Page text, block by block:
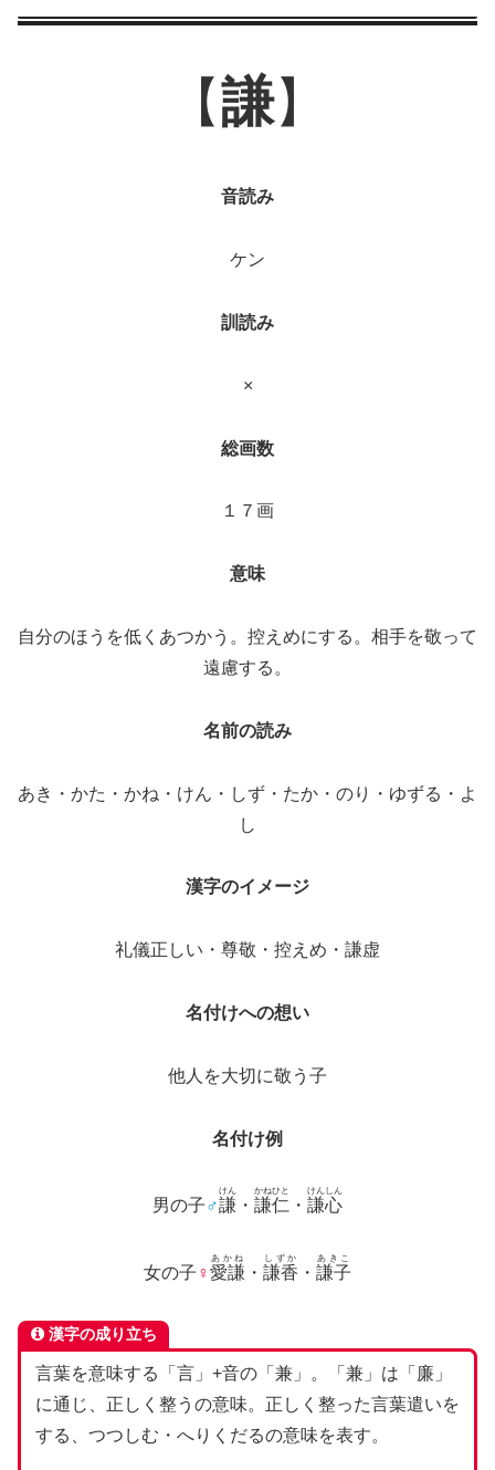
【謙】
音読み
ケン
訓読み
×
総画数
１７画
意味
自分のほうを低くあつかう。控えめにする。相手を敬って
遠慮する。
名前の読み
あき・かた・かね・けん・しず・たか・のり・ゆずる・よ
し
漢字のイメージ
礼儀正しい・尊敬・控えめ・謙虚
名付けへの想い
他人を大切に敬う子
名付け例
男の子♂謙
けん
・ 謙仁
かねひと
・ 謙心
けんしん
女の子 ♀愛謙
あかね
・ 謙香
しずか
・ 謙子
あきこ
漢字の成り立ち
言葉を意味する「言」+音の「兼」。「兼」は「廉」
に通じ、正しく整うの意味。正しく整った言葉遣いを
する、つつしむ・へりくだるの意味を表す。